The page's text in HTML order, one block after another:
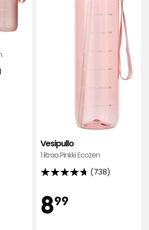
Vesipullo
1 litraa Pinkki Ecozen
(738)
4.7
5:stä,
738
899